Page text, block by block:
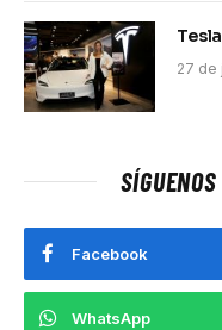
Tesla
27 de
Facebook
WhatsApp